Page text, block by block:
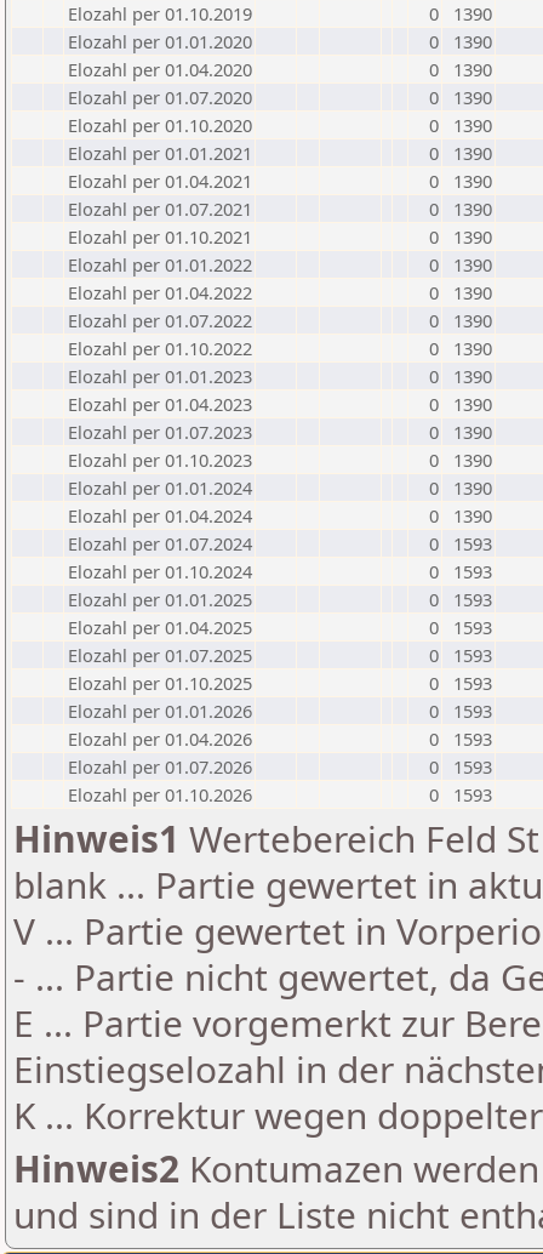
Elozahl per 01.10.2019
0
1390
Elozahl per 01.01.2020
0
1390
Elozahl per 01.04.2020
0
1390
Elozahl per 01.07.2020
0
1390
Elozahl per 01.10.2020
0
1390
Elozahl per 01.01.2021
0
1390
Elozahl per 01.04.2021
0
1390
Elozahl per 01.07.2021
0
1390
Elozahl per 01.10.2021
0
1390
Elozahl per 01.01.2022
0
1390
Elozahl per 01.04.2022
0
1390
Elozahl per 01.07.2022
0
1390
Elozahl per 01.10.2022
0
1390
Elozahl per 01.01.2023
0
1390
Elozahl per 01.04.2023
0
1390
Elozahl per 01.07.2023
0
1390
Elozahl per 01.10.2023
0
1390
Elozahl per 01.01.2024
0
1390
Elozahl per 01.04.2024
0
1390
Elozahl per 01.07.2024
0
1593
Elozahl per 01.10.2024
0
1593
Elozahl per 01.01.2025
0
1593
Elozahl per 01.04.2025
0
1593
Elozahl per 01.07.2025
0
1593
Elozahl per 01.10.2025
0
1593
Elozahl per 01.01.2026
0
1593
Elozahl per 01.04.2026
0
1593
Elozahl per 01.07.2026
0
1593
Elozahl per 01.10.2026
0 1593
Hinweis1 Wertebereich Feld
blank ... Partie gewertet in
V ... Partie gewertet in
- ... Partie nicht gewertet, da
E ... Partie vorgemerkt zur
Einstiegselozahl in der
K ... Korrektur wegen
Hinweis2 Kontumazen
und sind in der Liste nicht